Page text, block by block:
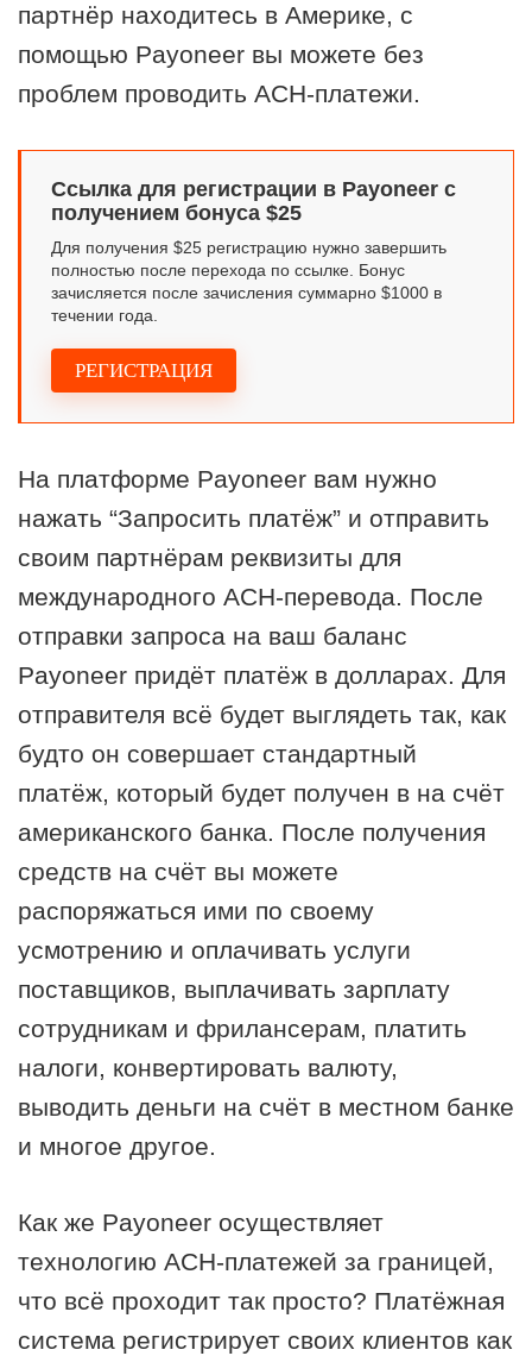
партнёр находитесь в Америке, с
помощью Payoneer вы можете без
проблем проводить АСН-платежи.
РЕГИСТРАЦИЯ
Ссылка для регистрации в Payoneer с
получением бонуса $25
Для получения $25 регистрацию нужно завершить
полностью после перехода по ссылке. Бонус
зачисляется после зачисления суммарно $1000 в
течении года.
На платформе Payoneer вам нужно
нажать “Запросить платёж” и отправить
своим партнёрам реквизиты для
международного АСН-перевода. После
отправки запроса на ваш баланс
Payoneer придёт платёж в долларах. Для
отправителя всё будет выглядеть так, как
будто он совершает стандартный
платёж, который будет получен в на счёт
американского банка. После получения
средств на счёт вы можете
распоряжаться ими по своему
усмотрению и оплачивать услуги
поставщиков, выплачивать зарплату
сотрудникам и фрилансерам, платить
налоги, конвертировать валюту,
выводить деньги на счёт в местном банке
и многое другое.
Как же Payoneer осуществляет
технологию АСН-платежей за границей,
что всё проходит так просто? Платёжная
система регистрирует своих клиентов как